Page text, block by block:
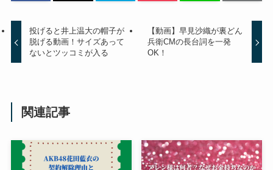
投げると井上温大の帽子が
脱げる動画！サイズあって
ないとツッコミが入る
【動画】早見沙織が裏どん
兵衛CMの長台詞を一発
OK！
関連記事